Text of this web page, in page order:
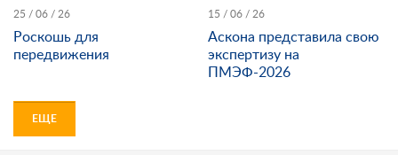
25 / 06 / 26
Роскошь для
передвижения
15 / 06 / 26
Аскона представила свою
экспертизу на
ПМЭФ-2026
ЕЩЕ